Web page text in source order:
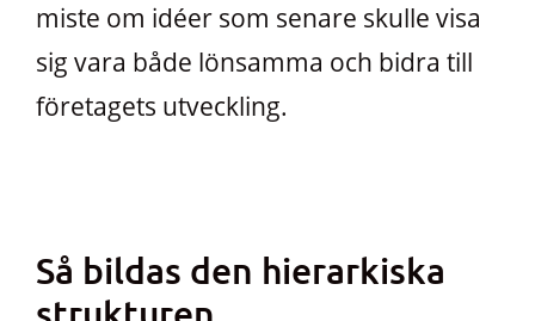
miste om idéer som senare skulle visa
sig vara både lönsamma och bidra till
företagets utveckling.
Så bildas den hierarkiska